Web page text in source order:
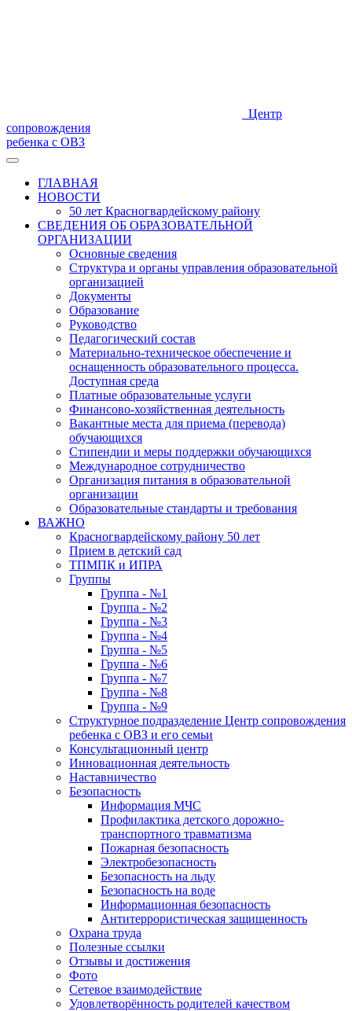
Центр
сопровождения
ребенка с ОВЗ
ГЛАВНАЯ
НОВОСТИ
50 лет Красногвардейскому району
СВЕДЕНИЯ ОБ ОБРАЗОВАТЕЛЬНОЙ
ОРГАНИЗАЦИИ
Основные сведения
Структура и органы управления образовательной
организацией
Документы
Образование
Руководство
Педагогический состав
Материально-техническое обеспечение и
оснащенность образовательного процесса.
Доступная среда
Платные образовательные услуги
Финансово-хозяйственная деятельность
Вакантные места для приема (перевода)
обучающихся
Стипендии и меры поддержки обучающихся
Международное сотрудничество
Организация питания в образовательной
организации
Образовательные стандарты и требования
ВАЖНО
Красногвардейскому району 50 лет
Прием в детский сад
ТПМПК и ИПРА
Группы
Группа - №1
Группа - №2
Группа - №3
Группа - №4
Группа - №5
Группа - №6
Группа - №7
Группа - №8
Группа - №9
Структурное подразделение Центр сопровождения
ребенка с ОВЗ и его семьи
Консультационный центр
Инновационная деятельность
Наставничество
Безопасность
Информация МЧС
Профилактика детского дорожно-
транспортного травматизма
Пожарная безопасность
Электробезопасность
Безопасность на льду
Безопасность на воде
Информационная безопасность
Антитеррористическая защищенность
Охрана труда
Полезные ссылки
Отзывы и достижения
Фото
Сетевое взаимодействие
Удовлетворённость родителей качеством